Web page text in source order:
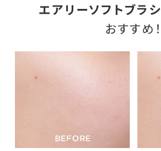
エアリーソフトブラシ
おすすめ！